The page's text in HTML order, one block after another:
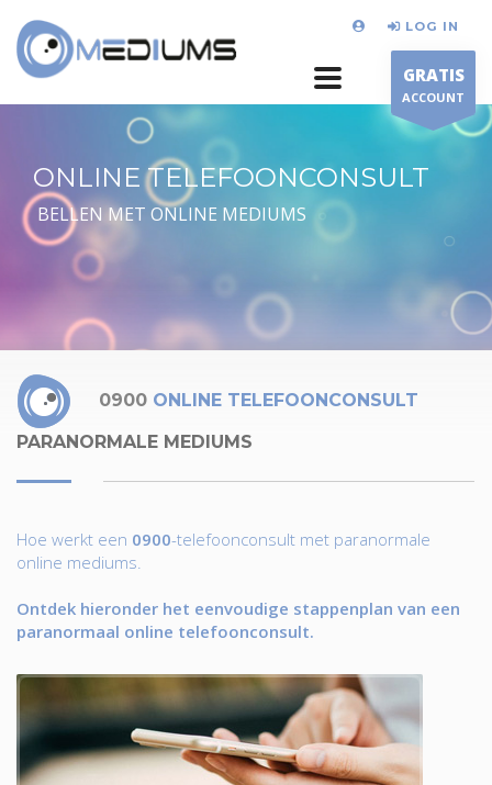
LOG IN
GRATIS
ACCOUNT
ONLINE TELEFOONCONSULT
BELLEN MET ONLINE MEDIUMS
0900 ONLINE TELEFOONCONSULT
PARANORMALE MEDIUMS
Hoe werkt een 0900-telefoonconsult met paranormale
online mediums.
Ontdek hieronder het eenvoudige stappenplan van een
paranormaal online telefoonconsult.